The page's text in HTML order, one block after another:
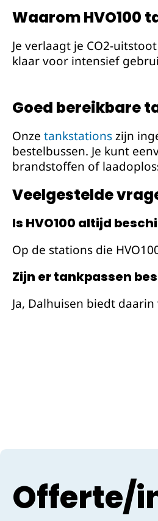
Waarom HVO100
Je verlaagt je CO2-
klaar voor intensief
Goed bereikbare
Onze tankstationszijn
bestelbussen. Je kunt
brandstoffen of
Veelgestelde
Is HVO100 altijd
Op de stations die
Zijn er tankpassen
Ja, Dalhuisen biedt
Offerte/